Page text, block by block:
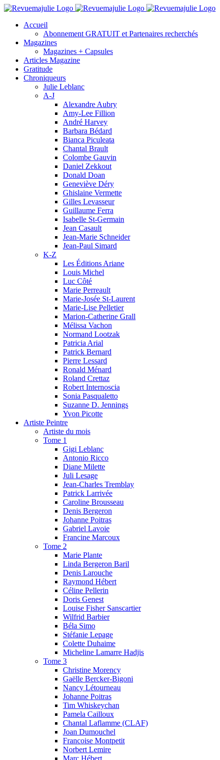
Skip
contentAccueil
Abonnement GRATUIT et Partenaires recherchés
Magazines
Magazines + Capsules
Articles Magazine
Gratitude
Chroniqueurs
Julie Leblanc
A-J
Alexandre Aubry
Amy-Lee Fillion
André Harvey
Barbara Bédard
Bianca Piculeata
Chantal Brault
Colombe Gauvin
Daniel Zekkout
Donald Doan
Geneviève Déry
Ghislaine Vermette
Gilles Levasseur
Guillaume Ferra
Isabelle St-Germain
Jean Casault
Jean-Marie Schneider
Jean-Paul Simard
K-Z
Les Éditions Ariane
Louis Michel
Luc Côté
Marie Perreault
Marie-Josée St-Laurent
Marie-Lise Pelletier
Marion-Catherine Grall
Mélissa Vachon
Normand Lootzak
Patricia Arial
Patrick Bernard
Pierre Lessard
Ronald Ménard
Roland Crettaz
Robert Internoscia
Sonia Pasqualetto
Suzanne D. Jennings
Yvon Picotte
Artiste Peintre
Artiste du mois
Tome 1
Gigi Leblanc
Antonio Ricco
Diane Milette
Juli Lesage
Jean-Charles Tremblay
Patrick Larrivée
Caroline Brousseau
Denis Bergeron
Johanne Poitras
Gabriel Lavoie
Francine Marcoux
Tome 2
Marie Plante
Linda Bergeron Baril
Denis Larouche
Raymond Hébert
Céline Pellerin
Doris Genest
Louise Fisher Sanscartier
Wilfrid Barbier
Béla Simo
Stéfanie Lepage
Colette Duhaime
Micheline Lamarre Hadjis
Tome 3
Christine Morency
Gaëlle Bercker-Bigoni
Nancy Létourneau
Johanne Poitras
Tim Whiskeychan
Pamela Cailloux
Chantal Laflamme (CLAF)
Joan Dumouchel
Francoise Montpetit
Norbert Lemire
Marc Hébert